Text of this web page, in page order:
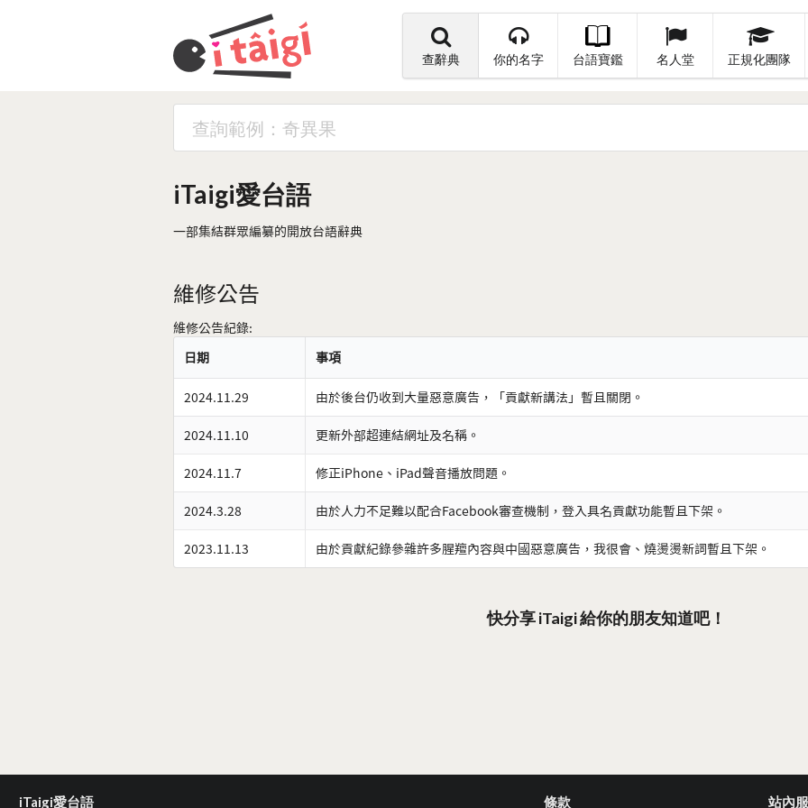
查辭典 你的名字 台語寶鑑 名人堂 正規化團隊
iTaigi愛台語
一部集結群眾編纂的開放台語辭典
維修公告
維修公告紀錄:
日期
事項
2024.11.29 由於後台仍收到大量惡意廣告，「貢獻新講法」暫且關閉。
2024.11.10 更新外部超連結網址及名稱。
2024.11.7 修正iPhone、iPad聲音播放問題。
2024.3.28 由於人力不足難以配合Facebook審查機制，登入具名貢獻功能暫且下架。
2023.11.13 由於貢獻紀錄參雜許多腥羶內容與中國惡意廣告，我很會、燒燙燙新詞暫且下架。
快分享 iTaigi 給你的朋友知道吧！
iTaigi愛台語 條款 站內